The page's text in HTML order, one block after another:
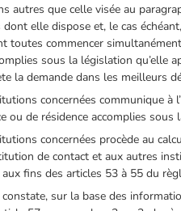
autres que celle visée au
elle dispose et, le cas
toutes commencer
sous la législation
la demande dans les meilleurs
concernées communique
ou de résidence accomplies
concernées procède au
de contact et aux autres
fins des articles 53 à 55 du
sur la base des